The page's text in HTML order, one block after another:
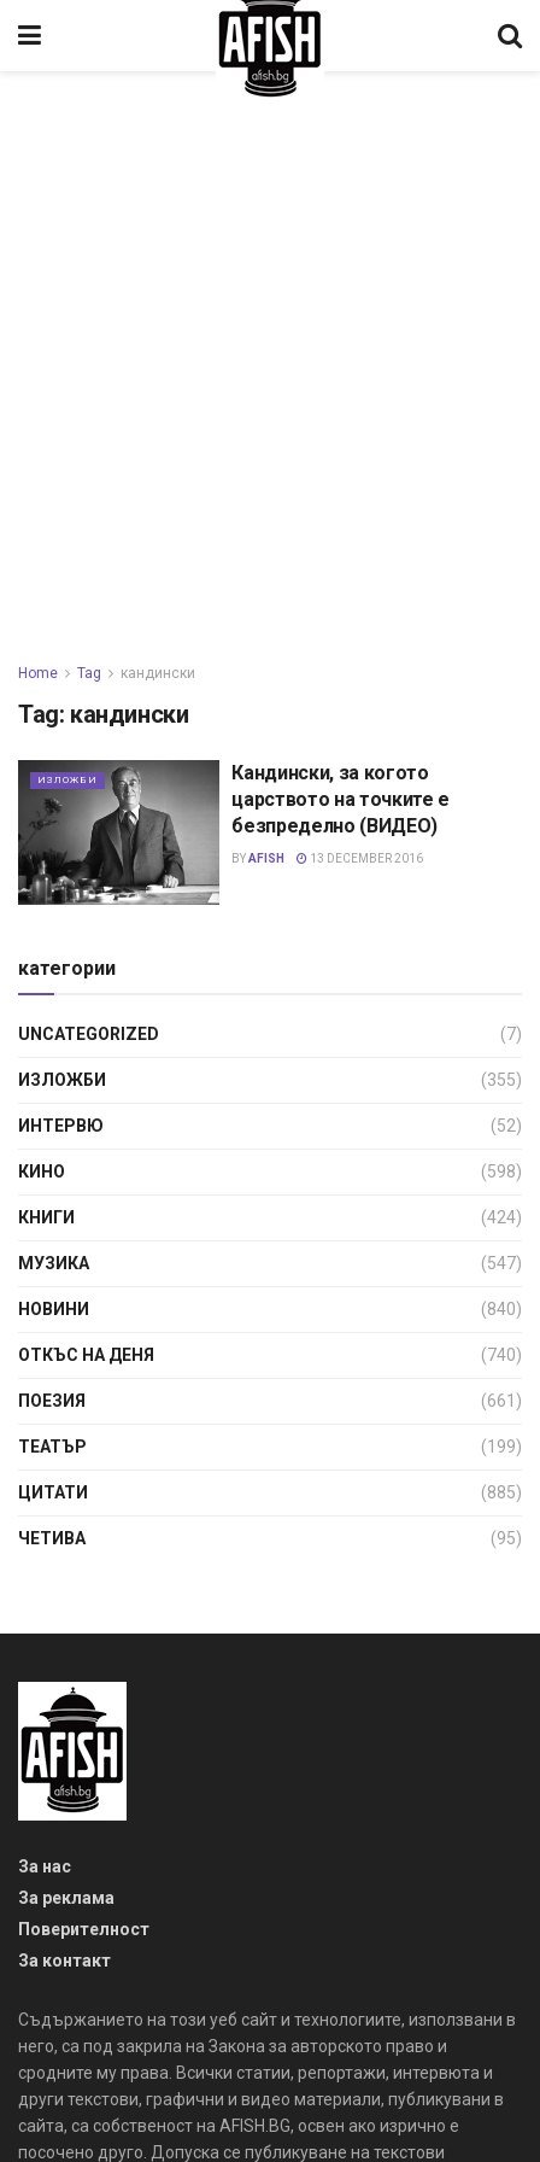
Home Tag кандински
Tag: кандински
ИЗЛОЖБИ
Кандински, за когото
царството на точките е
безпределно (ВИДЕО)
BYAFISH 13 DECEMBER 2016
категории
UNCATEGORIZED (7)
ИЗЛОЖБИ (355)
ИНТЕРВЮ (52)
КИНО (598)
КНИГИ (424)
МУЗИКА (547)
НОВИНИ (840)
ОТКЪС НА ДЕНЯ (740)
ПОЕЗИЯ (661)
ТЕАТЪР (199)
ЦИТАТИ (885)
ЧЕТИВА (95)
За нас
За реклама
Поверителност
За контакт
Съдържанието на този уеб сайт и технологиите, използвани в
него, са под закрила на Закона за авторското право и
сродните му права. Всички статии, репортажи, интервюта и
други текстови, графични и видео материали, публикувани в
сайта, са собственост на AFISH.BG, освен ако изрично е
посочено друго. Допуска се публикуване на текстови